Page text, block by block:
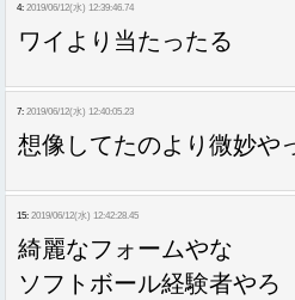
4: 2019/06/12(水) 12:39:46.74
ワイより当たったる
7: 2019/06/12(水) 12:40:05.23
想像してたのより微妙や
15: 2019/06/12(水) 12:42:28.45
綺麗なフォームやな
ソフトボール経験者やろ